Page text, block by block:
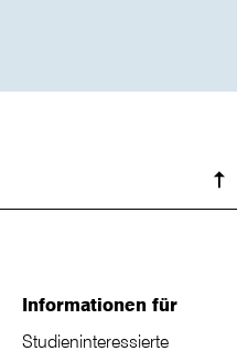
Informationen für
Studieninteressierte